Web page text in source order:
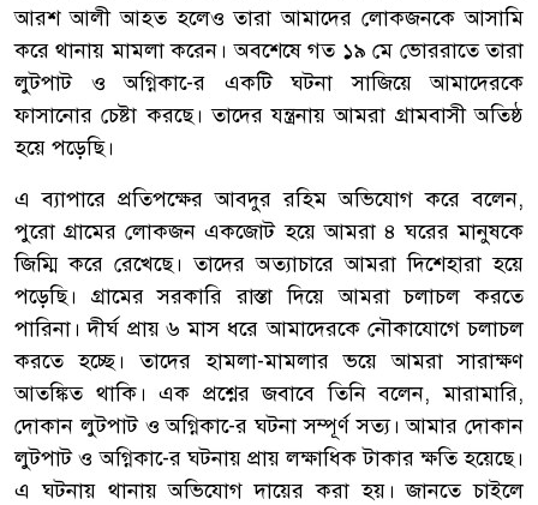
আরশ আলী আহত হলেও তারা আমাদের লোকজনকে আসামি
করে থানায় মামলা করেন। অবশেষে গত ১৯ মে ভোররাতে তারা
লুটপাট ও অগ্নিকা-ের একটি ঘটনা সাজিয়ে আমাদেরকে
ফাসানোর চেষ্টা করছে। তাদের যন্ত্রনায় আমরা গ্রামবাসী অতিষ্ঠ
হয়ে পড়েছি।
এ ব্যাপারে প্রতিপক্ষের আবদুর রহিম অভিযোগ করে বলেন,
পুরো গ্রামের লোকজন একজোট হয়ে আমরা ৪ ঘরের মানুষকে
জিম্মি করে রেখেছে। তাদের অত্যাচারে আমরা দিশেহারা হয়ে
পড়েছি। গ্রামের সরকারি রাস্তা দিয়ে আমরা চলাচল করতে
পারিনা। দীর্ঘ প্রায় ৬ মাস ধরে আমাদেরকে নৌকাযোগে চলাচল
করতে হচ্ছে। তাদের হামলা-মামলার ভয়ে আমরা সারাক্ষণ
আতঙ্কিত থাকি। এক প্রশ্নের জবাবে তিনি বলেন, মারামারি,
দোকান লুটপাট ও অগ্নিকা-ের ঘটনা সম্পূর্ণ সত্য। আমার দোকান
লুটপাট ও অগ্নিকা-ের ঘটনায় প্রায় লক্ষাধিক টাকার ক্ষতি হয়েছে।
এ ঘটনায় থানায় অভিযোগ দায়ের করা হয়। জানতে চাইলে